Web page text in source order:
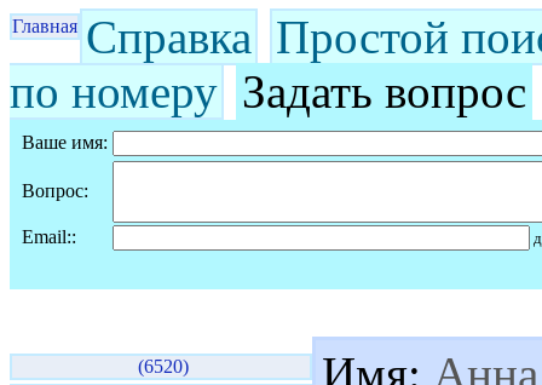
Главная Справка Простой
по номеру Задать вопрос
Ваше имя:
Вопрос:
Email::
(6520)
Имя: Анна